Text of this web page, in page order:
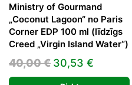
Ministry of Gourmand
„Coconut Lagoon“ no Paris
Corner EDP 100 ml (līdzīgs
Creed „Virgin Island Water“)
40,00€ Original
price
30,53 €
price